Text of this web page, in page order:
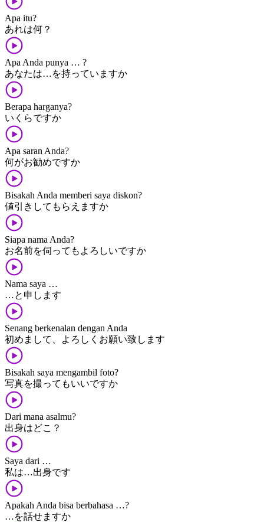
Apa itu?
あれ​は​何？
Apa Anda punya … ?
あなた​は…​を​持って​います​か
Berapa harganya?
いくら​です​か
Apa saran Anda?
何​が​お勧め​です​か
Bisakah Anda memberi saya diskon?
値引き​して​もらえます​か
Siapa nama Anda?
お名前​を​伺っても​よろしい​です​か
Nama saya …
…​と​申します
Senang berkenalan dengan Anda
初めまして、​よろしく​お願い​致します
Bisakah saya mengambil foto?
写真​を​撮って​も​いい​です​か
Dari mana asalmu?
出身​は​どこ？
Saya dari …
私​は​…​出身​です
Apakah Anda bisa berbahasa …?
…​を​話せます​か